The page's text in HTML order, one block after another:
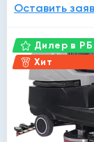
Оставить
Дилер в РБ
Хит